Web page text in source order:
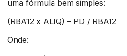
uma fórmula bem simples:
(RBA12 x ALIQ) – PD / RBA12
Onde: